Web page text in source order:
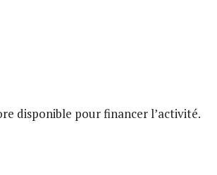
disponible pour financer l’activité.